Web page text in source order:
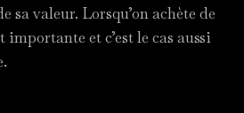
sa valeur. Lorsqu’on achète de
importante et c’est le cas aussi